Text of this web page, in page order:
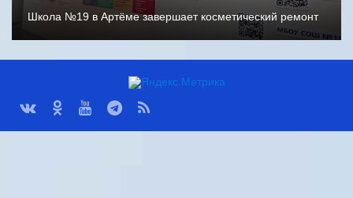
Школа №19 в Артёме завершает косметический ремонт